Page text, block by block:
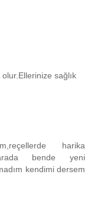
sağlık
harika
arada bende yeni
kendimi dersem